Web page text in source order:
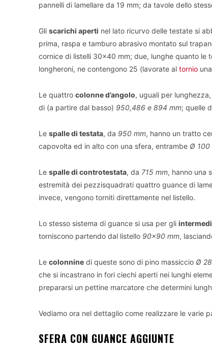
pannelli di lamellare da 19 mm; da tavole dello
Gli scarichi aperti nel lato ricurvo delle testate si
prima, raspa e tamburo abrasivo montato sul
cornice di listelli 30×40 mm; due, lunghe quanto le
longheroni, ne contengono 25 (lavorate al tornio
Le quattro colonne d’angolo, uguali per
di (a partire dal basso) 950,486 e 894 mm; quelle
Le spalle di testata, da 950 mm, hanno un tratto
capovolta ed in alto con una sfera, entrambe Ø 100
Le spalle di controtestata, da 715 mm, hanno una
estremità dei pezzisquadrati quattro guance di
invece, vengono torniti direttamente nel listello.
Lo stesso sistema di guance si usa per gli intermedi
torniscono partendo dal listello 90×90 mm,
Le colonnine di queste sono di pino massiccio Ø
che si incastrano in fori ciechi aperti nei lunghi
prepararsi un pettine marcatore che determini
Vediamo ora nel dettaglio come realizzare le varie
SFERA CON GUANCE AGGIUNTE